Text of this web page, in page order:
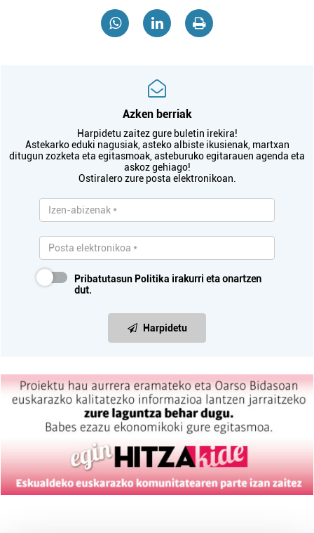
Azken berriak
Harpidetu zaitez gure buletin irekira!
Astekarko eduki nagusiak, asteko albiste ikusienak, martxan
ditugun zozketa eta egitasmoak, asteburuko egitarauen agenda eta
askoz gehiago!
Ostiralero zure posta elektronikoan.
Pribatutasun Politika irakurri eta onartzen
dut.
Harpidetu